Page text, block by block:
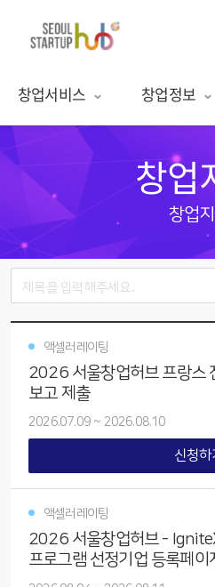
창업서비스 창업정보
창업
창업
액셀러레이팅
2026 서울창업허브 프랑스
보고 제출
2026.07.09 ~ 2026.08.10
신청하
액셀러레이팅
2026 서울창업허브 - IgniteXL
프로그램 선정기업 등록페이